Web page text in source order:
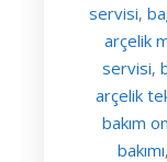
servisi,
arçelik
servisi,
arçelik
bakım
bakımı,